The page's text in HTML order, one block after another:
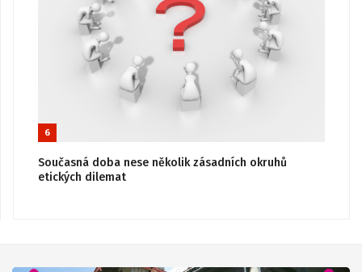
6
Současná doba nese několik zásadních okruhů
etických dilemat